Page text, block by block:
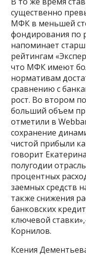
существенно
МФК в меньшей
фондирования по
напоминает
рейтингам
что МФК имеют
нормативам
сравнению с
рост. Во втором
больший объем
отметили в
сохранение
чистой прибыли
говорит
полугодии
процентных
заемных средств
также снижения
банковских
ключевой
Корнилов.
Ксения